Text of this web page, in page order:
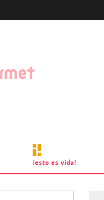
¡esto es vida!